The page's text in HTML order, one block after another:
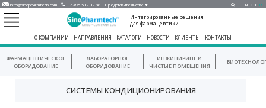
info@sinopharmtech.com +7 495 532 32 88 Представительства ▼ EN CH RU
Интегрированные решения
для фармацевтики
О КОМПАНИИ НАПРАВЛЕНИЯ КАТАЛОГИ НОВОСТИ КЛИЕНТЫ КОНТАКТЫ
ФАРМАЦЕВТИЧЕСКОЕ
ОБОРУДОВАНИЕ
ЛАБОРАТОРНОЕ
ОБОРУДОВАНИЕ
ИНЖИНИРИНГ И
ЧИСТЫЕ ПОМЕЩЕНИЯ
СИСТЕМЫ КОНДИЦИОНИРОВАНИЯ